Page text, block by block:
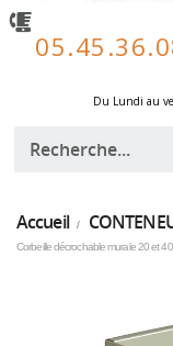
Du Lundi au
Accueil
Corbeille décrochable murale 20 et 40